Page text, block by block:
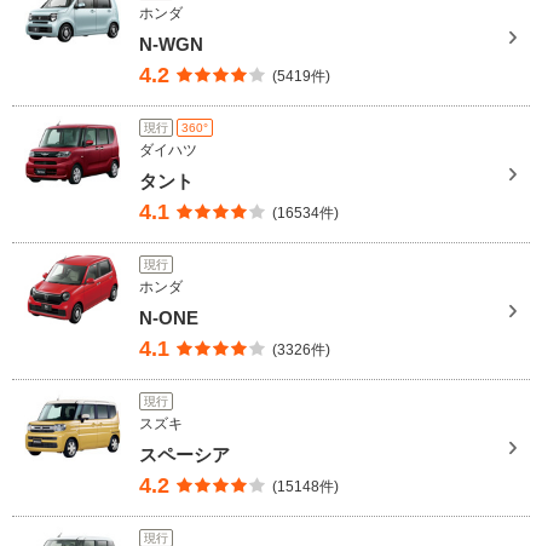
ホンダ
N-WGN
4.2 (5419件)
現行 360°
ダイハツ
タント
4.1 (16534件)
現行
ホンダ
N-ONE
4.1 (3326件)
現行
スズキ
スペーシア
4.2 (15148件)
現行